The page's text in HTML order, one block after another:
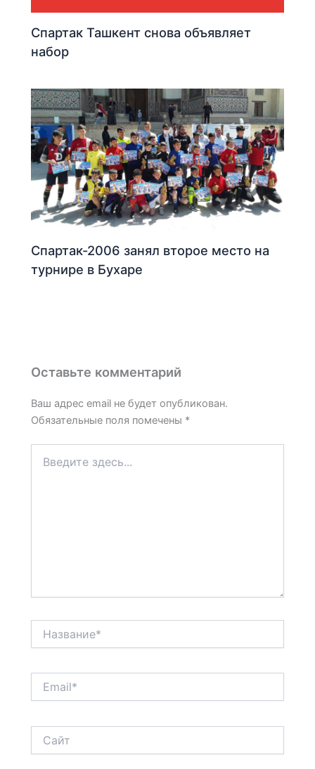
Спартак Ташкент снова объявляет
набор
Спартак-2006 занял второе место на
турнире в Бухаре
Оставьте комментарий
Ваш адрес email не будет опубликован.
Обязательные поля помечены *
здесь...